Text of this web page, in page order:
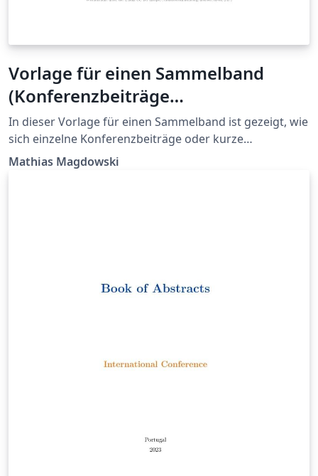
Vorlage für einen Sammelband
(Konferenzbeiträge
zusammenführen)
In dieser Vorlage für einen Sammelband ist gezeigt, wie
sich einzelne Konferenzbeiträge oder kurze
Projektbeschreibungen zu einem gemeinsamen
Dokument zusammenführen lassen. Die einzelnen
Mathias Magdowski